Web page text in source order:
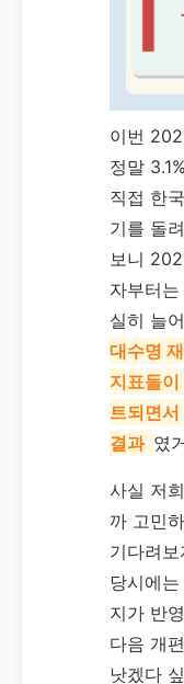
이번
정말
직접 한
기를 돌
보니
자부터
실히 늘
대수명
지표들
트되면
결과 였
사실 저
까 고민
기다려
당시에
지가 반
다음 개
낫겠다